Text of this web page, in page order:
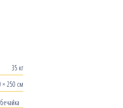
35 кг
× 250 см